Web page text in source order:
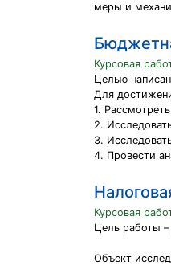
меры и
Курсовая
Целью
Для
1.
2.
3.
4. Провести
Курсовая
Цель работы –
Объект